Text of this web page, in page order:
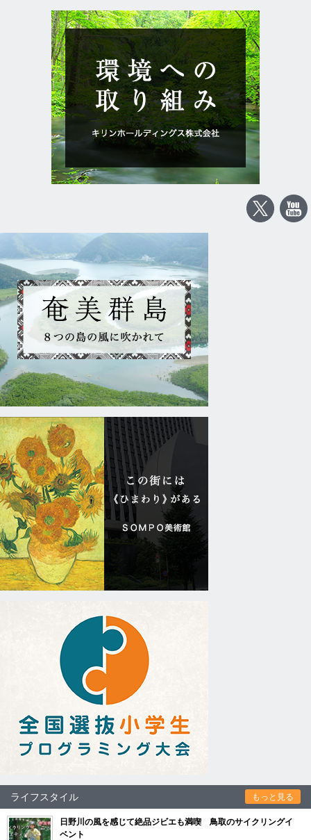
ライフスタイル もっと見る
日野川の風を感じて絶品ジビエも満喫 鳥取のサイクリングイ
ベント